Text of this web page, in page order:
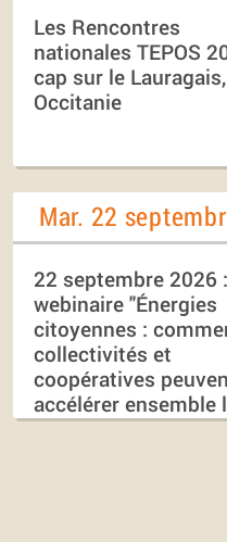
Les Rencontres
nationales TEPOS
cap sur le
Occitanie
Mar. 22
22 septembre 2026 :
webinaire "Énergies
citoyennes :
collectivités et
coopératives
accélérer ensemble
transition